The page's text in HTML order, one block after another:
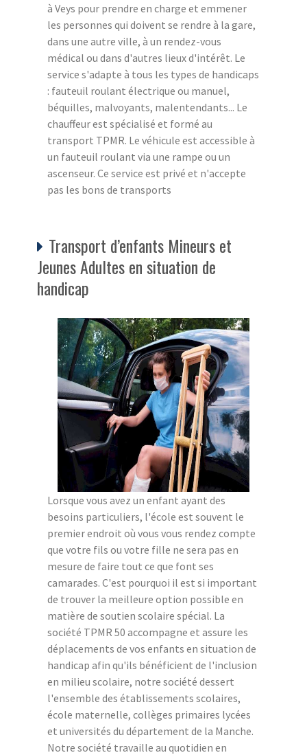
à Veys pour prendre en charge et emmener
les personnes qui doivent se rendre à la gare,
dans une autre ville, à un rendez-vous
médical ou dans d'autres lieux d'intérêt. Le
service s'adapte à tous les types de handicaps
: fauteuil roulant électrique ou manuel,
béquilles, malvoyants, malentendants... Le
chauffeur est spécialisé et formé au
transport TPMR. Le véhicule est accessible à
un fauteuil roulant via une rampe ou un
ascenseur. Ce service est privé et n'accepte
pas les bons de transports
Transport d’enfants Mineurs et
Jeunes Adultes en situation de
handicap
Lorsque vous avez un enfant ayant des
besoins particuliers, l'école est souvent le
premier endroit où vous vous rendez compte
que votre fils ou votre fille ne sera pas en
mesure de faire tout ce que font ses
camarades. C'est pourquoi il est si important
de trouver la meilleure option possible en
matière de soutien scolaire spécial. La
société TPMR 50 accompagne et assure les
déplacements de vos enfants en situation de
handicap afin qu'ils bénéficient de l'inclusion
en milieu scolaire, notre société dessert
l'ensemble des établissements scolaires,
école maternelle, collèges primaires lycées
et universités du département de la Manche.
Notre société travaille au quotidien en